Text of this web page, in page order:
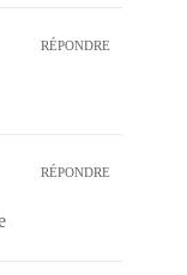
RÉPONDRE
RÉPONDRE